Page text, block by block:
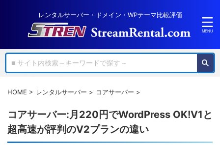
レンタルサーバー・ドメイン・WPテーマ比較評価
HOME > レンタルサーバー > コアサーバー >
コアサーバー:月220円でWordPress OK!V1と
超高速が評判のV2プランの違い